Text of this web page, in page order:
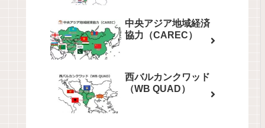
中央アジア地域経済
協力（CAREC）
西バルカンクワッド
（WB QUAD）